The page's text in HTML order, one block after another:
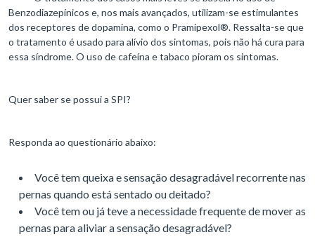
Benzodiazepínicos e, nos mais avançados, utilizam-se estimulantes
dos receptores de dopamina, como o Pramipexol®. Ressalta-se que
o tratamento é usado para alívio dos sintomas, pois não há cura para
essa síndrome. O uso de cafeína e tabaco pioram os sintomas.
Quer saber se possui a SPI?
Responda ao questionário abaixo:
Você tem queixa e sensação desagradável recorrente nas
pernas quando está sentado ou deitado?
Você tem ou já teve a necessidade frequente de mover as
pernas para aliviar a sensação desagradável?